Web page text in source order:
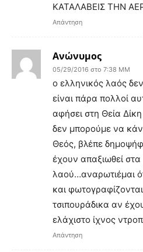
ΚΑΤΑΛΑΒΕΙΣ ΤΗΝ
Απάντηση
Ανώνυμος
05/29/2016 στο 7:38 ΜΜ
ο ελληνικός λαός
είναι πάρα πολλοί
αφήσει στη Θεία
δεν μπορούμε να
Θεός, βλέπε
έχουν απαξιωθεί
λαού…αναρωτιέμαι
και
τσιπουράδικα αν
ελάχιστο ίχνος
Απάντηση